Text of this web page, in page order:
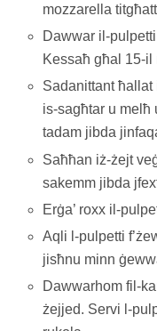
mozzarella
Dawwar il-
Kessaħ għal 15-il
Sadanittant ħallat
is-sagħtar u melħ
tadam jibda
Saħħan iż-żejt
sakemm jibda
Erġa’ roxx il-
Aqli l-pulpetti
jisħnu minn
Dawwarhom fil-
żejjed. Servi l-